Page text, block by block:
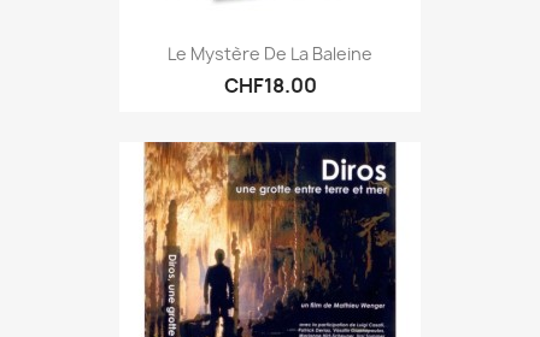
Le Mystère De La Baleine
CHF18.00